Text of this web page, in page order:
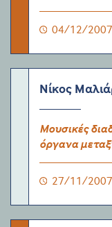
04/12/2007
Νίκος
Μουσικές
όργανα
27/11/2007